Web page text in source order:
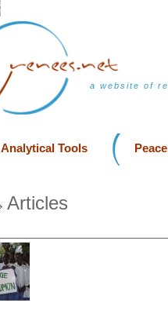
a website of
Analytical Tools
Articles